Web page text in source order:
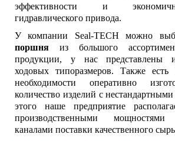
эффективности и
гидравлического привода.
У компании Seal-TECH можно
поршня из большого
продукции, у нас представлены
ходовых типоразмеров. Также есть
необходимости оперативно
количество изделий с
этого наше предприятие
производственными
каналами поставки качественного